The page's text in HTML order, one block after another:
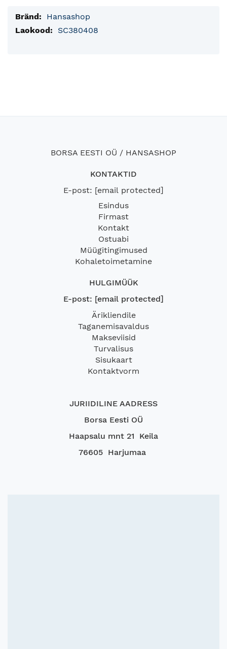
Lisainfo
Hansashop
SC380408
BORSA EESTI OÜ / HANSASHOP
KONTAKTID
E-post: [email protected]
Esindus
Firmast
Kontakt
Ostuabi
Müügitingimused
Kohaletoimetamine
HULGIMÜÜK
E-post: [email protected]
Ärikliendile
Taganemisavaldus
Makseviisid
Turvalisus
Sisukaart
Kontaktvorm
JURIIDILINE AADRESS
Borsa Eesti OÜ
Haapsalu mnt 21 Keila
76605 Harjumaa